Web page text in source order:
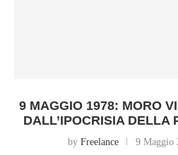
9 MAGGIO 1978: MORO
DALL’IPOCRISIA DELLA
by Freelance 9 Maggio